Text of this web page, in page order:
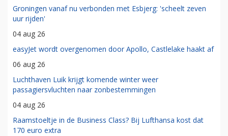
Groningen vanaf nu verbonden met Esbjerg: 'scheelt zeven
uur rijden'
04 aug 26
easyJet wordt overgenomen door Apollo, Castlelake haakt af
06 aug 26
Luchthaven Luik krijgt komende winter weer
passagiersvluchten naar zonbestemmingen
04 aug 26
Raamstoeltje in de Business Class? Bij Lufthansa kost dat
170 euro extra